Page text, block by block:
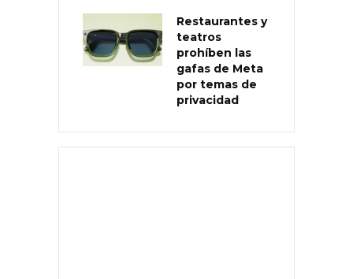
Restaurantes y
teatros
prohíben las
gafas de Meta
por temas de
privacidad